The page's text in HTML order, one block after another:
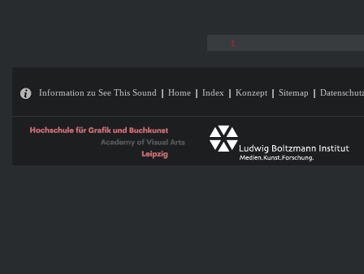
1
Information zu See This Sound Home Index Konzept Sitemap